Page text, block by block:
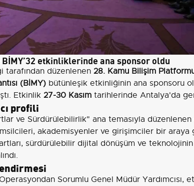
BİMY’32 etkinliklerinde ana sponsor oldu
tarafından düzenlenen 28. Kamu Bilişim
(BİMY) bütünleşik etkinliğinin ana sponsoru
Etkinlik 27-30 Kasım tarihlerinde Antalya'da
profili
ve Sürdürülebilirlik" ana temasıyla
akademisyenler ve girişimciler bir araya
sürdürülebilir dijital dönüşüm ve
Sorumlu Genel Müdür Yardımcısı,